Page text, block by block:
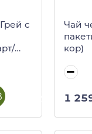
с
Чай
кор)
1